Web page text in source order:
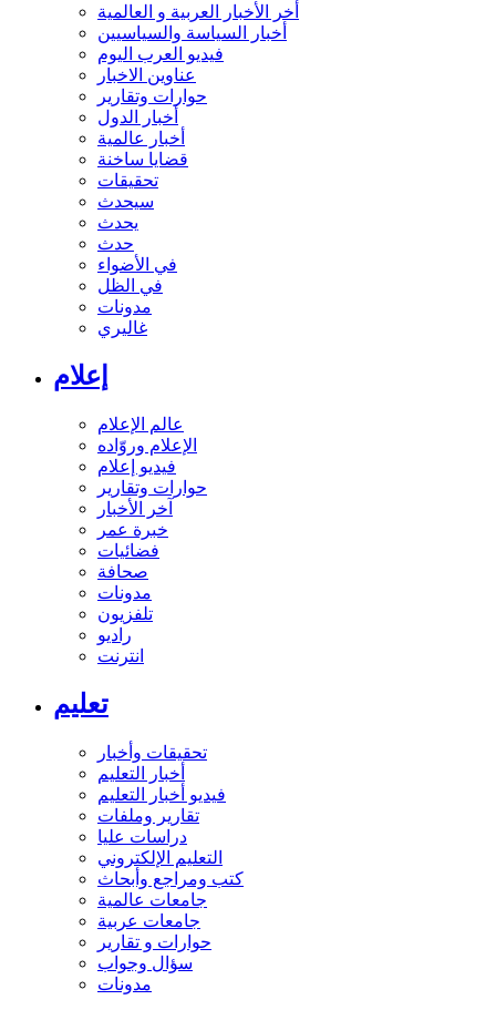
أخر الأخبار العربية و العالمية
أخبار السياسة والسياسيين
فيديو العرب اليوم
عناوين الاخبار
حوارات وتقارير
أخبار الدول
أخبار عالمية
قضايا ساخنة
تحقيقات
سيحدث
يحدث
حدث
في الأضواء
في الظل
مدونات
غاليري
إعلام
عالم الإعلام
الإعلام وروّاده
فيديو إعلام
حوارات وتقارير
آخر الأخبار
خبرة عمر
فضائيات
صحافة
مدونات
تلفزيون
راديو
انترنت
تعليم
تحقيقات وأخبار
أخبار التعليم
فيديو أخبار التعليم
تقارير وملفات
دراسات عليا
التعليم الإلكتروني
كتب ومراجع وأبحاث
جامعات عالمية
جامعات عربية
حوارات و تقارير
سؤال وجواب
مدونات